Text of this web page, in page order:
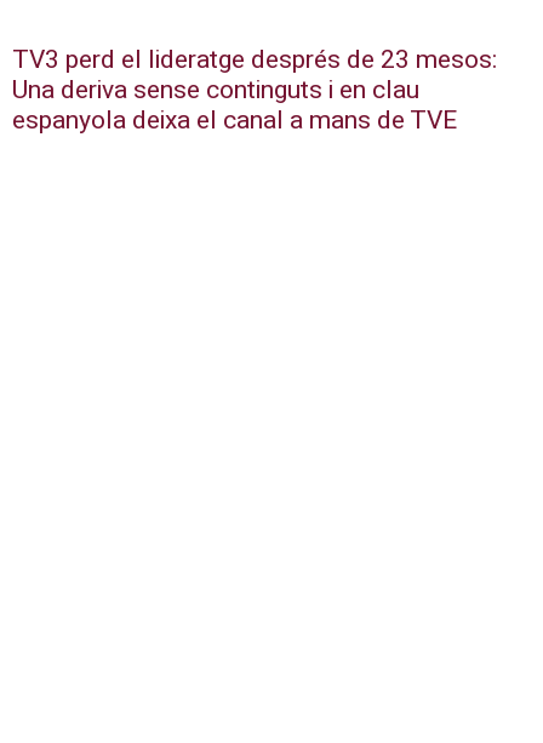
TV3 perd el lideratge després de 23 mesos:
Una deriva sense continguts i en clau
espanyola deixa el canal a mans de TVE